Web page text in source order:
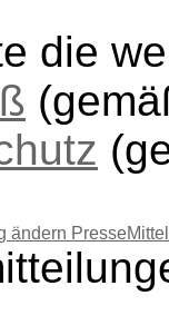
die
ändern